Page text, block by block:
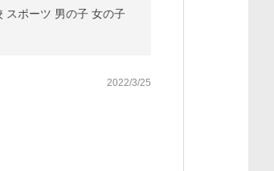
スポーツ 男の子 女の子
2022/3/25